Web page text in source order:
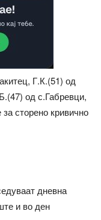
Г.К.(51) од
од с.Габревци,
сторено кривично
дневна
и во ден